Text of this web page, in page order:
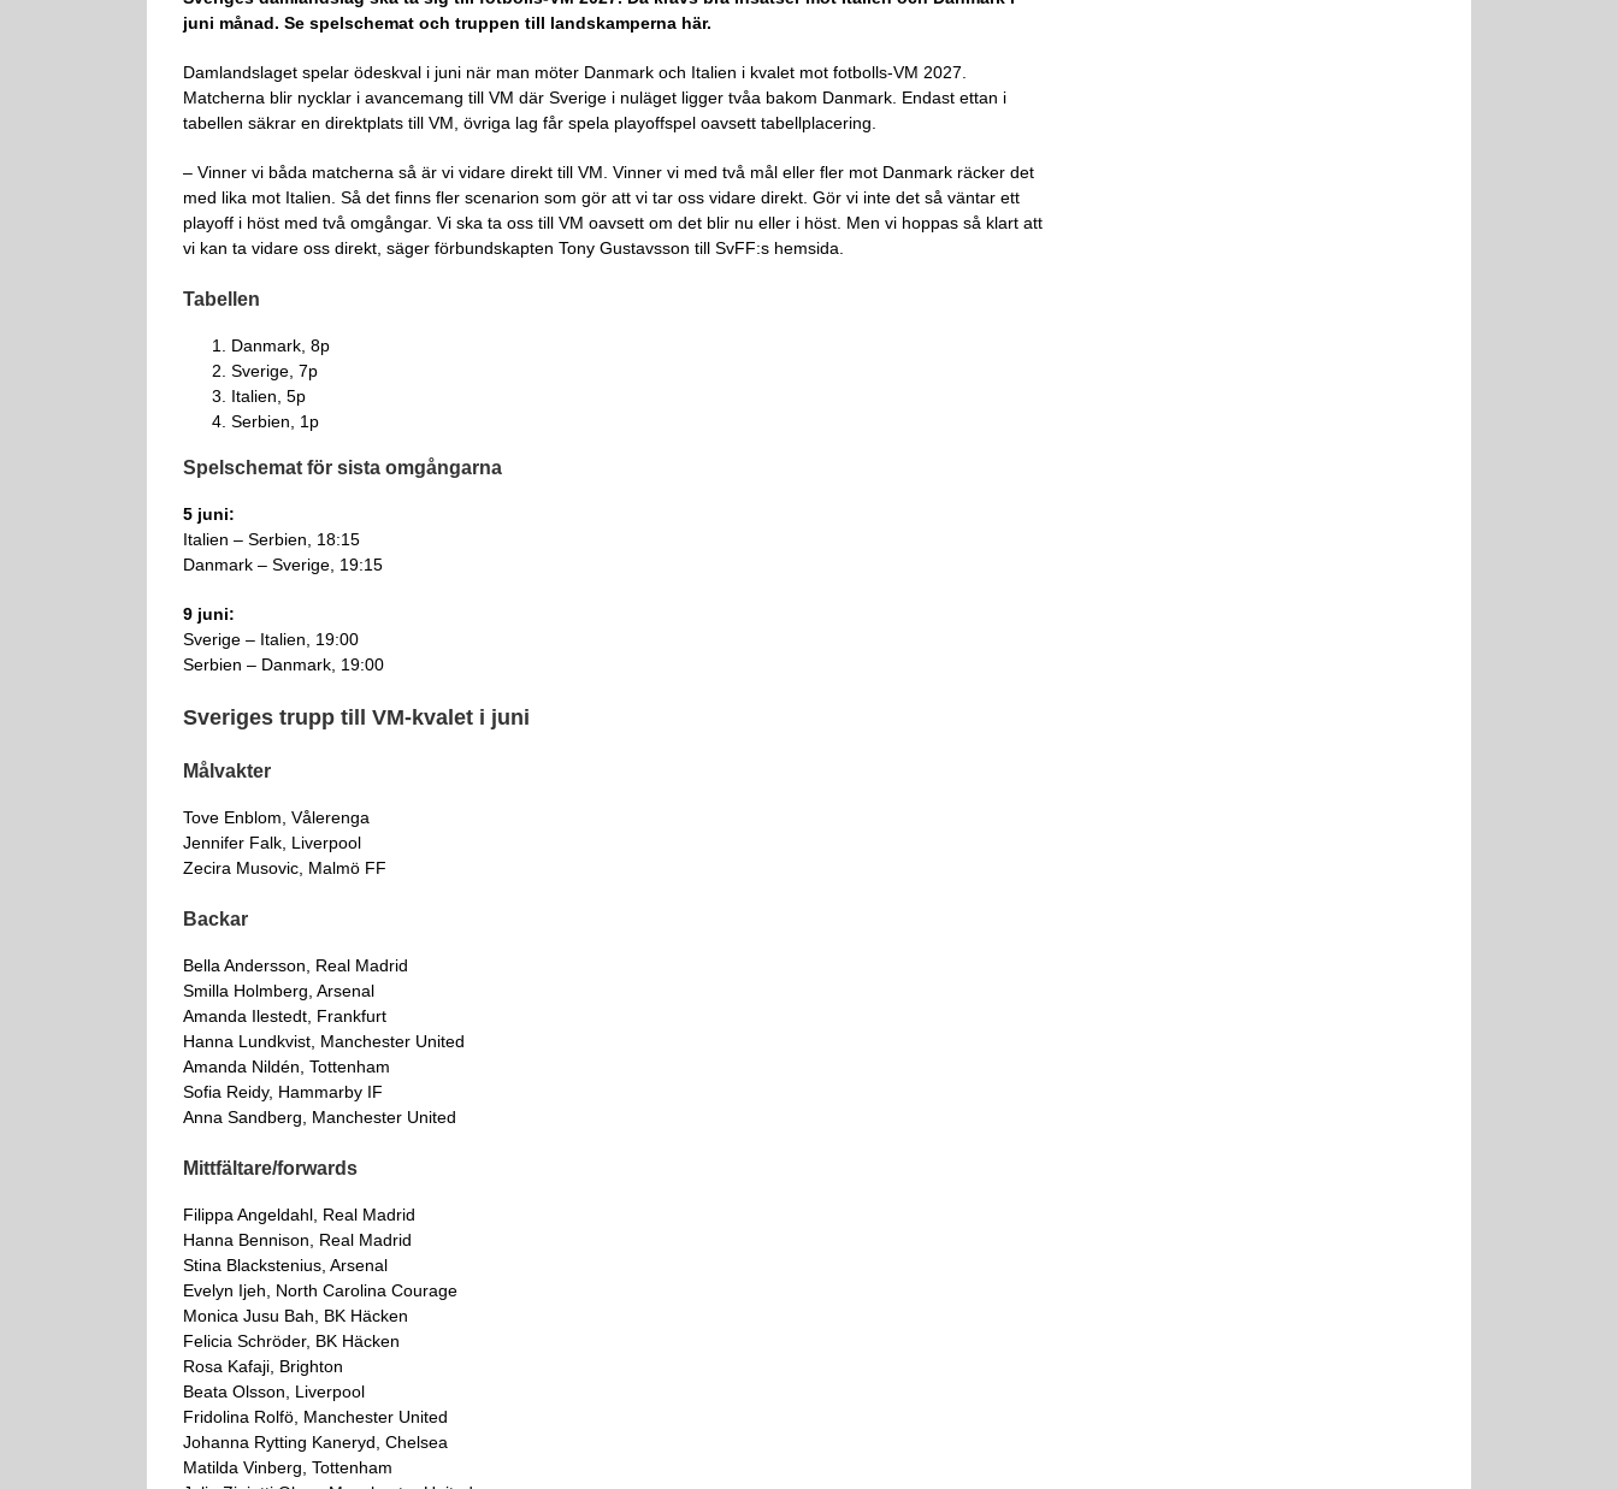
juni månad. Se spelschemat och truppen till landskamperna här.
Damlandslaget spelar ödeskval i juni när man möter Danmark och Italien i kvalet mot fotbolls-VM 2027.
Matcherna blir nycklar i avancemang till VM där Sverige i nuläget ligger tvåa bakom Danmark. Endast ettan i
tabellen säkrar en direktplats till VM, övriga lag får spela playoffspel oavsett tabellplacering.
– Vinner vi båda matcherna så är vi vidare direkt till VM. Vinner vi med två mål eller fler mot Danmark räcker det
med lika mot Italien. Så det finns fler scenarion som gör att vi tar oss vidare direkt. Gör vi inte det så väntar ett
playoff i höst med två omgångar. Vi ska ta oss till VM oavsett om det blir nu eller i höst. Men vi hoppas så klart att
vi kan ta vidare oss direkt, säger förbundskapten Tony Gustavsson till SvFF:s hemsida.
Tabellen
Danmark, 8p
Sverige, 7p
Italien, 5p
Serbien, 1p
Spelschemat för sista omgångarna
5 juni:
Italien – Serbien, 18:15
Danmark – Sverige, 19:15
9 juni:
Sverige – Italien, 19:00
Serbien – Danmark, 19:00
Sveriges trupp till VM-kvalet i juni
Målvakter
Tove Enblom, Vålerenga
Jennifer Falk, Liverpool
Zecira Musovic, Malmö FF
Backar
Bella Andersson, Real Madrid
Smilla Holmberg, Arsenal
Amanda Ilestedt, Frankfurt
Hanna Lundkvist, Manchester United
Amanda Nildén, Tottenham
Sofia Reidy, Hammarby IF
Anna Sandberg, Manchester United
Mittfältare/forwards
Filippa Angeldahl, Real Madrid
Hanna Bennison, Real Madrid
Stina Blackstenius, Arsenal
Evelyn Ijeh, North Carolina Courage
Monica Jusu Bah, BK Häcken
Felicia Schröder, BK Häcken
Rosa Kafaji, Brighton
Beata Olsson, Liverpool
Fridolina Rolfö, Manchester United
Johanna Rytting Kaneryd, Chelsea
Matilda Vinberg, Tottenham